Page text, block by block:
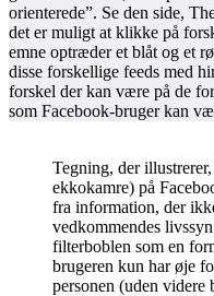
orienterede”. Se den side,
det er muligt at klikke på
emne optræder et blåt og et
disse forskellige feeds med
forskel der kan være på de
som Facebook-bruger kan
Tegning, der
ekkokamre) på
fra information, der
vedkommendes
filterboblen som en
brugeren kun har øje
personen (uden